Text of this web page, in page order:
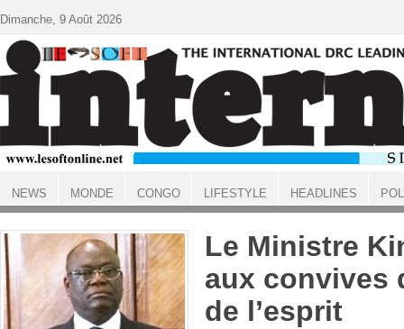
ACCUEIL
Le Ministre
aux convives
de l’esprit
Dimanche, 9 Août 2026
NEWS MONDE CONGO LIFESTYLE HEADLINES